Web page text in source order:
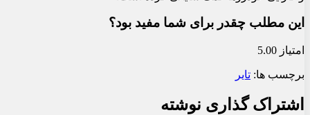
این مطلب چقدر برای شما مفید بود؟
امتیاز 5.00
برچسب ها: تایر
اشتراک گذاری نوشته